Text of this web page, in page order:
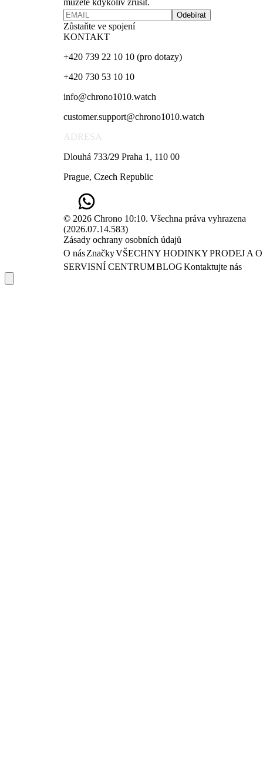
můžete kdykoliv zrušit.
Odebírat
Zůstaňte ve spojení
KONTAKT
+420 739 22 10 10 (pro dotazy)
+420 730 53 10 10
info@chrono1010.watch
customer.support@chrono1010.watch
ADRESA
Dlouhá 733/29 Praha 1, 110 00
Prague, Czech Republic
© 2026 Chrono 10:10. Všechna práva vyhrazena
(2026.07.14.583)
Zásady ochrany osobních údajů
O násZnačkyVŠECHNY HODINKYPRODEJ A
SERVISNÍ CENTRUMBLOGKontaktujte nás